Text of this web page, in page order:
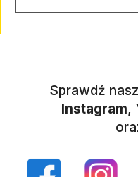
Sprawdź
Instagram,